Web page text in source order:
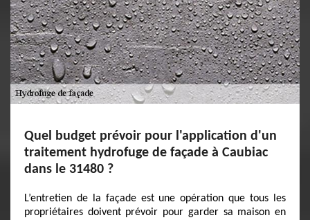
Quel budget prévoir pour l'application d'un
traitement hydrofuge de façade à Caubiac
dans le 31480 ?
L’entretien de la façade est une opération que tous les
propriétaires doivent prévoir pour garder sa maison en